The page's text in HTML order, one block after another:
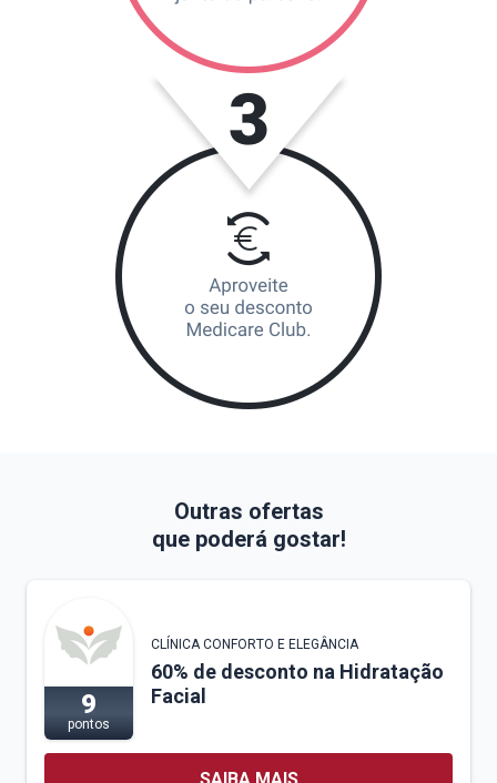
Outras ofertas
que poderá gostar!
9
pontos
CLÍNICA CONFORTO E ELEGÂNCIA
60% de desconto na Hidratação
Facial